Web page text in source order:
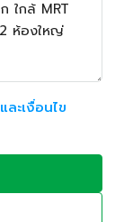
ะเงื่อนไข